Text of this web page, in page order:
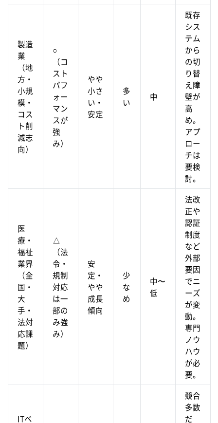
製造
業
（地
方・
小規
模・
コス
ト削
減志
向）
○
（コ
スト
パフ
ォー
マン
スが
強
み）
やや
小さ
い・
安定
多
い
中
既存
シス
テム
から
の切
り替
え障
壁が
高
め。
アプ
ロー
チは
要検
討。
医
療・
福祉
業界
（全
国・
大
手・
法対
応課
題）
△
（法
令・
規制
対応
は一
部の
み強
み）
安
定・
やや
成長
傾向
少
な
め
中〜
低
法改
正や
認証
制度
など
外部
要因
でニ
ーズ
が変
動。
専門
ノウ
ハウ
が必
要。
ITベ
競合
多数
だ